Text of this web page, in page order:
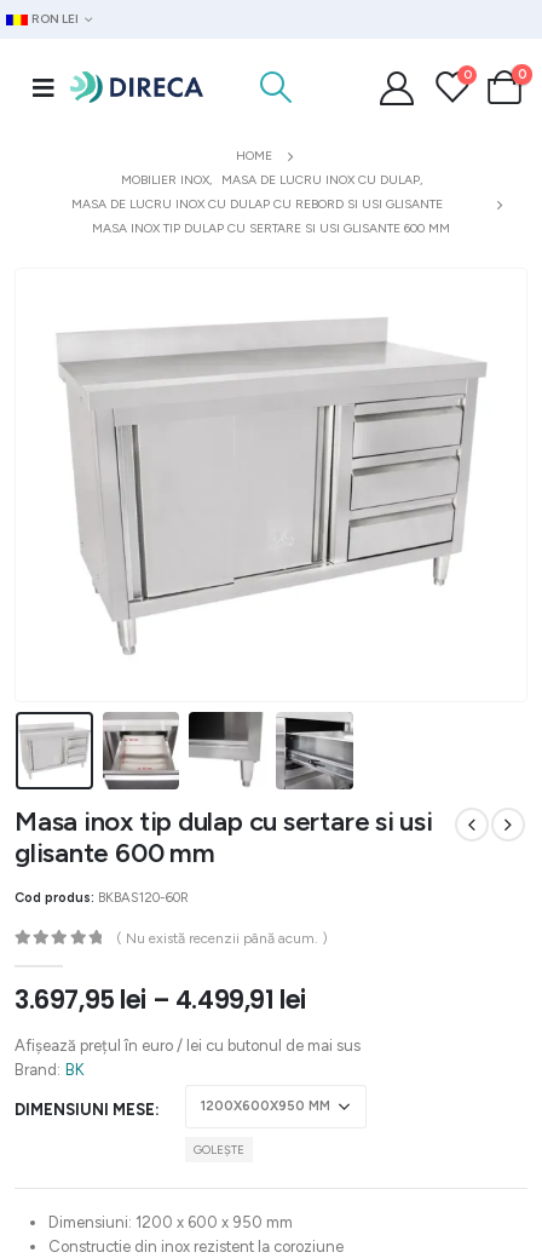
RON LEI
0 0
HOME
MOBILIER INOX, MASA DE LUCRU INOX CU DULAP,
MASA DE LUCRU INOX CU DULAP CU REBORD SI USI GLISANTE
MASA INOX TIP DULAP CU SERTARE SI USI GLISANTE 600 MM
Masa inox tip dulap cu sertare si usi
glisante 600 mm
Cod produs: BKBAS120-60R
( Nu există recenzii până acum. )
3.697,95 lei – 4.499,91 lei
Afișează prețul în euro / lei cu butonul de mai sus
Brand: BK
DIMENSIUNI MESE
GOLEȘTE
Dimensiuni: 1200 x 600 x 950 mm
Constructie din inox rezistent la coroziune